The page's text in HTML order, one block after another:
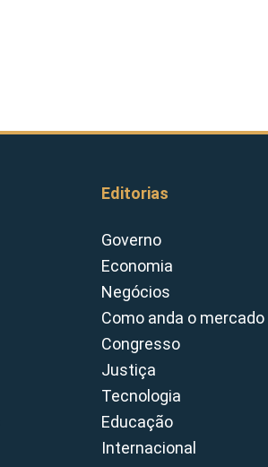
Editorias
Governo
Economia
Negócios
Como anda o mercado
Congresso
Justiça
Tecnologia
Educação
Internacional